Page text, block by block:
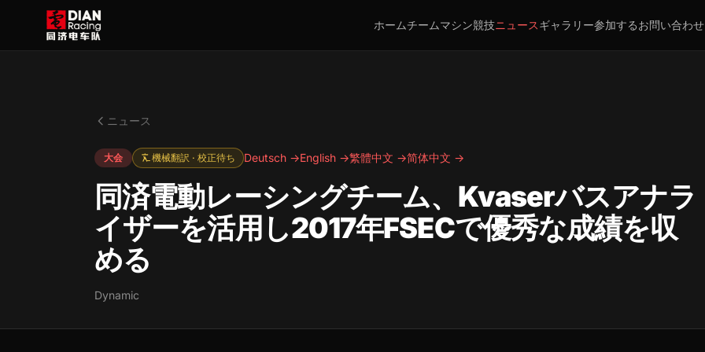
ホームチームマシン競技ニュースギャラリー参加するお問い合わせ
ニュース
大会 機械翻訳 · 校正待ち Deutsch →English →繁體中文 →简体中文 →
同済電動レーシングチーム、Kvaserバスアナラ
イザーを活用し2017年FSECで優秀な成績を収
める
Dynamic